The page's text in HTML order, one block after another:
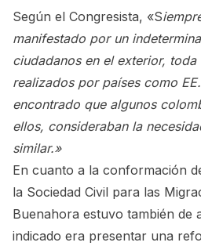
Según el Congresista, «S
manifestado por un
ciudadanos en el exterior,
realizados por países como
encontrado que algunos
ellos, consideraban la
similar.»
En cuanto a la conformación
la Sociedad Civil para las
Buenahora estuvo también de
indicado era presentar una